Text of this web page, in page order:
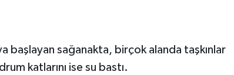
başlayan sağanakta, birçok alanda taşkınlar
katlarını ise su bastı.